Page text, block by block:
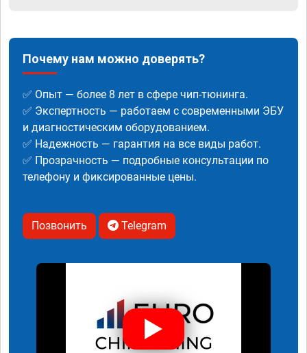
Почему нам можно доверять?
✅ Опыт — более 8 лет в сфере чип-тюнинга.
✅ Экспертность — работаем с современными ЭБУ
и диагностическим оборудованием.
✅ Надежность — гарантия на все виды работ.
✅ Прозрачность — подробные консультации по
телефону и фиксированные цены.
Позвонить Telegram